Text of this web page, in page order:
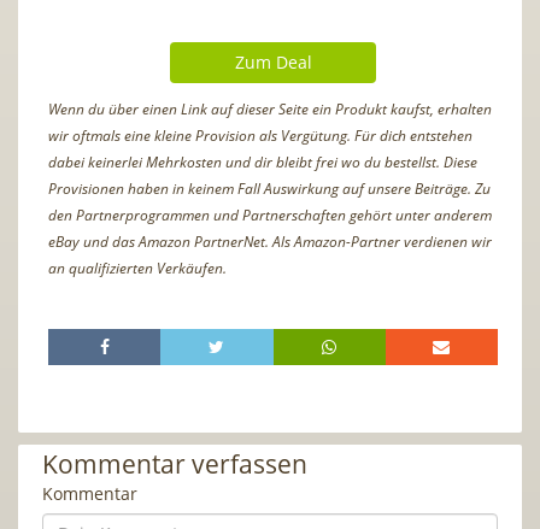
Zum Deal
Wenn du über einen Link auf dieser Seite ein Produkt kaufst, erhalten
wir oftmals eine kleine Provision als Vergütung. Für dich entstehen
dabei keinerlei Mehrkosten und dir bleibt frei wo du bestellst. Diese
Provisionen haben in keinem Fall Auswirkung auf unsere Beiträge. Zu
den Partnerprogrammen und Partnerschaften gehört unter anderem
eBay und das Amazon PartnerNet. Als Amazon-Partner verdienen wir
an qualifizierten Verkäufen.
Kommentar verfassen
Kommentar